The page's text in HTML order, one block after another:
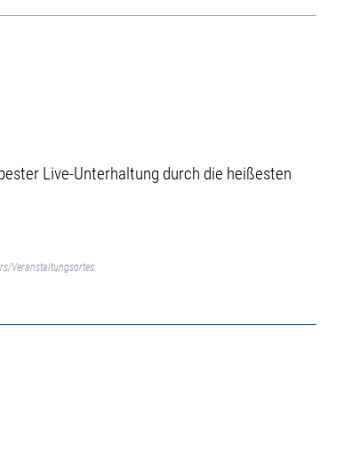
Live-Unterhaltung durch die heißesten
Veranstaltungsortes.